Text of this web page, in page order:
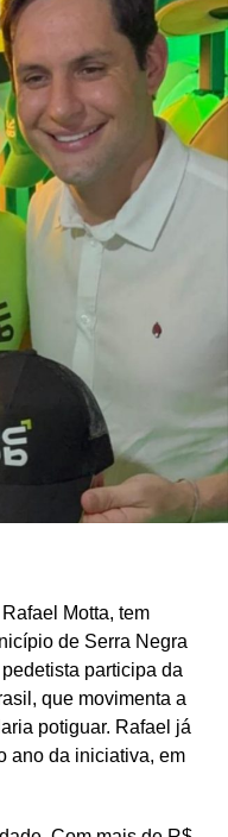
também atribuem
pela política
avaliação deles, a
de Trabalho,
pela
para fortalecer
e
a autonomia
de programas de
municípios da região
Jardim do Seridó
em razão
pecuária
de
aos registrados em
Motta, tem
de Serra Negra
participa da
que movimenta a
potiguar. Rafael já
ano da iniciativa, em